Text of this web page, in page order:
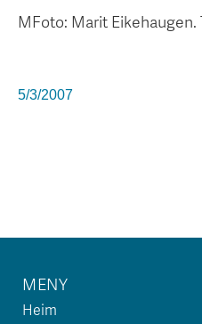
MFoto: Marit Eikehaugen.
5/3/2007
MENY
Heim